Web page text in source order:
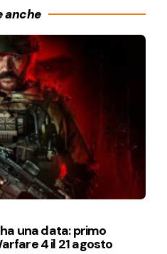
anche
una data: primo
4 il 21 agosto